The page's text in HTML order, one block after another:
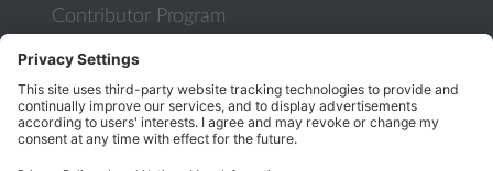
Contributor Program
Partner Program
COMMUNITY